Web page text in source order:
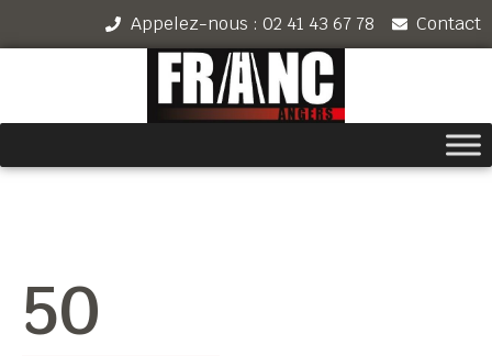
Appelez-nous : 02 41 43 67 78 Contact
50